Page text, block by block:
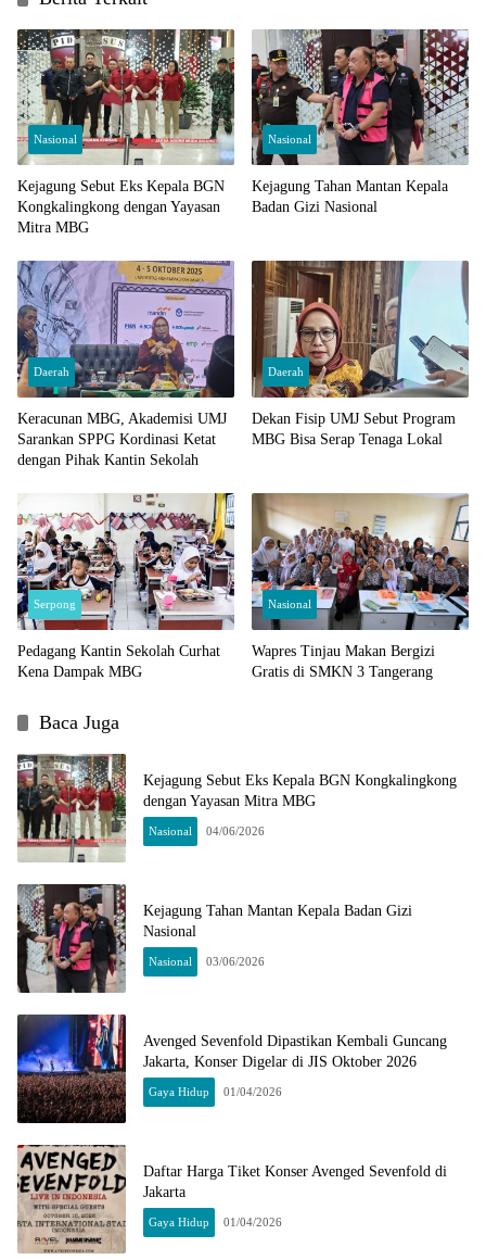
Nasional
Kejagung Sebut Eks Kepala BGN
Kongkalingkong dengan Yayasan
Mitra MBG
Nasional
Kejagung Tahan Mantan Kepala
Badan Gizi Nasional
Daerah
Keracunan MBG, Akademisi UMJ
Sarankan SPPG Kordinasi Ketat
dengan Pihak Kantin Sekolah
Daerah
Dekan Fisip UMJ Sebut Program
MBG Bisa Serap Tenaga Lokal
Serpong
Pedagang Kantin Sekolah Curhat
Kena Dampak MBG
Nasional
Wapres Tinjau Makan Bergizi
Gratis di SMKN 3 Tangerang
Baca Juga
Kejagung Sebut Eks Kepala BGN Kongkalingkong
dengan Yayasan Mitra MBG
Nasional 04/06/2026
Kejagung Tahan Mantan Kepala Badan Gizi
Nasional
Nasional 03/06/2026
Avenged Sevenfold Dipastikan Kembali Guncang
Jakarta, Konser Digelar di JIS Oktober 2026
Gaya Hidup 01/04/2026
Daftar Harga Tiket Konser Avenged Sevenfold di
Jakarta
Gaya Hidup 01/04/2026